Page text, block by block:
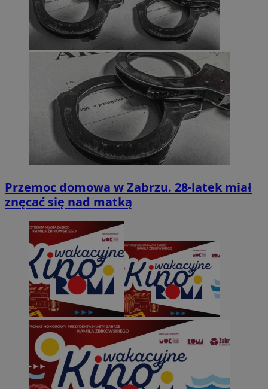
Przemoc domowa w Zabrzu. 28-latek miał
znęcać się nad matką